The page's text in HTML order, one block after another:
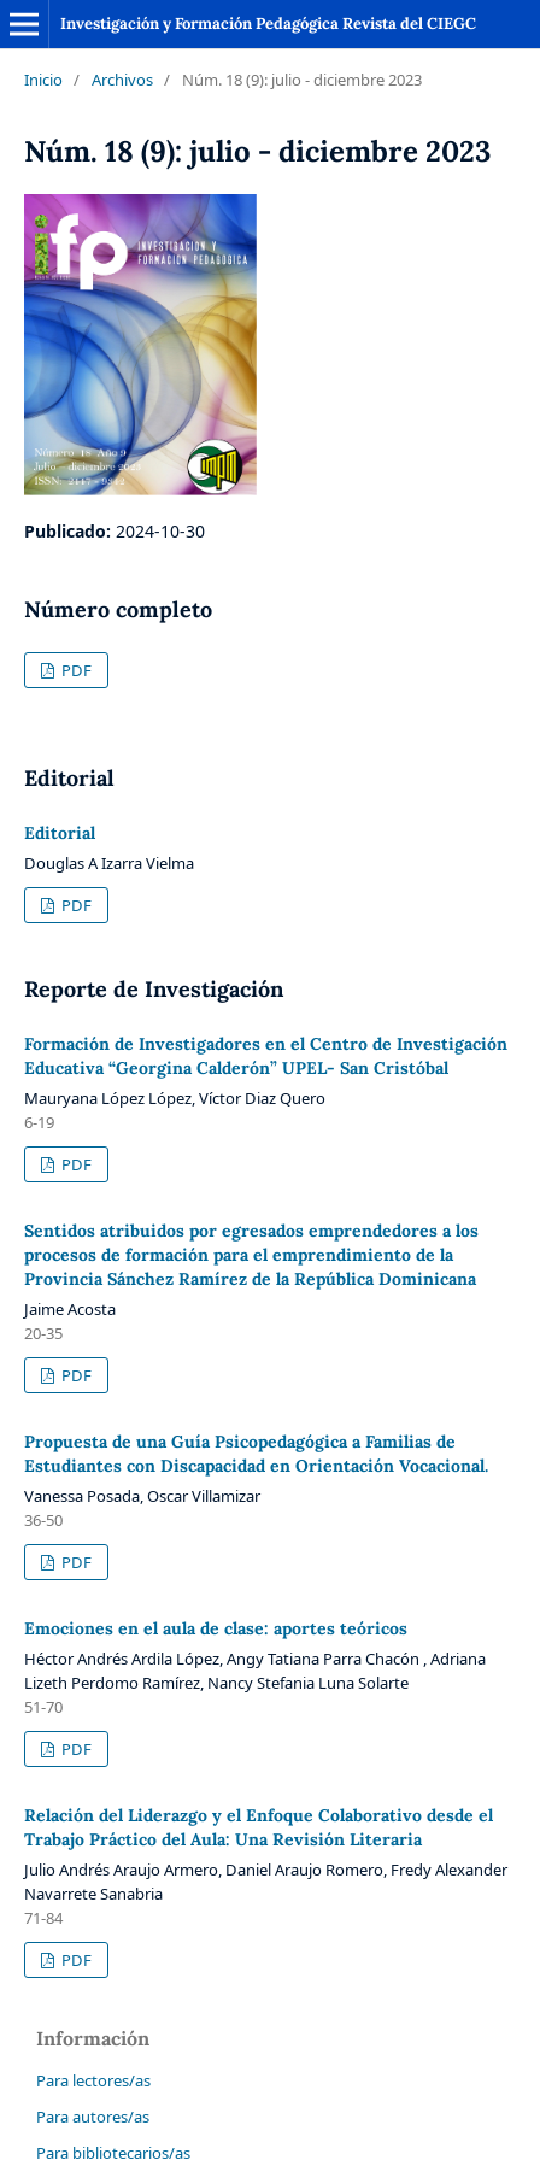
Investigación y Formación Pedagógica Revista del CIEGC
Inicio / Archivos / Núm. 18 (9): julio - diciembre 2023
Núm. 18 (9): julio - diciembre 2023
Publicado: 2024-10-30
Número completo
PDF
Editorial
Editorial
Douglas A Izarra Vielma
PDF
Reporte de Investigación
Formación de Investigadores en el Centro de Investigación
Educativa “Georgina Calderón” UPEL- San Cristóbal
Mauryana López López, Víctor Diaz Quero
6-19
PDF
Sentidos atribuidos por egresados emprendedores a los
procesos de formación para el emprendimiento de la
Provincia Sánchez Ramírez de la República Dominicana
Jaime Acosta
20-35
PDF
Propuesta de una Guía Psicopedagógica a Familias de
Estudiantes con Discapacidad en Orientación Vocacional.
Vanessa Posada, Oscar Villamizar
36-50
PDF
Emociones en el aula de clase: aportes teóricos
Héctor Andrés Ardila López, Angy Tatiana Parra Chacón , Adriana
Lizeth Perdomo Ramírez, Nancy Stefania Luna Solarte
51-70
PDF
Relación del Liderazgo y el Enfoque Colaborativo desde el
Trabajo Práctico del Aula: Una Revisión Literaria
Julio Andrés Araujo Armero, Daniel Araujo Romero, Fredy Alexander
Navarrete Sanabria
71-84
PDF
Información
Para lectores/as
Para autores/as
Para bibliotecarios/as